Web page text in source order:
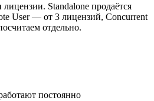
Standalone продаётся
User — от 3 лицензий, Concurrent
отдельно.
постоянно